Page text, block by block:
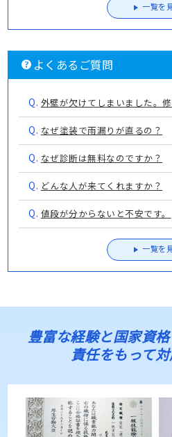
一覧を
よくあるご質問
Q. 外壁が欠けてしまいました。
Q. なぜ塗装で雨漏りが直るの？
Q. なぜ診断は無料なのですか？
Q. どんな人が来てくれますか？
Q. 値段が分からないと不安です。
一覧を
豊富な経験と国家資
責任をもって